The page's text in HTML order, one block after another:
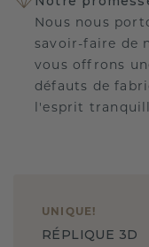
Nous nous
savoir-faire de
vous offrons
défauts de
l'esprit
UNIQUE !
RÉPLIQUE 3D